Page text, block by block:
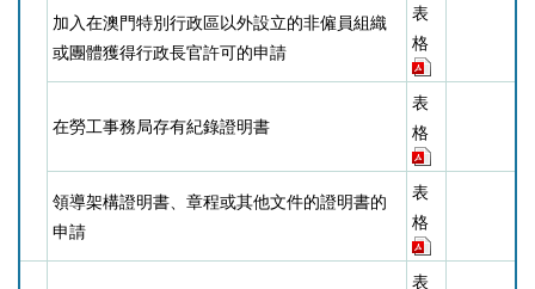
加入在澳門特別行政區以外設立的非僱員組織
或團體獲得行政長官許可的申請
表
格
在勞工事務局存有紀錄證明書
表
格
領導架構證明書、章程或其他文件的證明書的
申請
表
格
表